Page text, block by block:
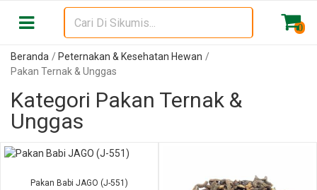
0
Beranda
Peternakan & Kesehatan Hewan
Pakan Ternak & Unggas
Kategori Pakan Ternak &
Unggas
Pakan Babi JAGO (J-551)